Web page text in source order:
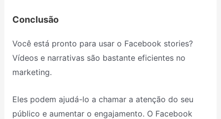
Conclusão
Você está pronto para usar o Facebook stories?
Vídeos e narrativas são bastante eficientes no
marketing.
Eles podem ajudá-lo a chamar a atenção do seu
público e aumentar o engajamento. O Facebook